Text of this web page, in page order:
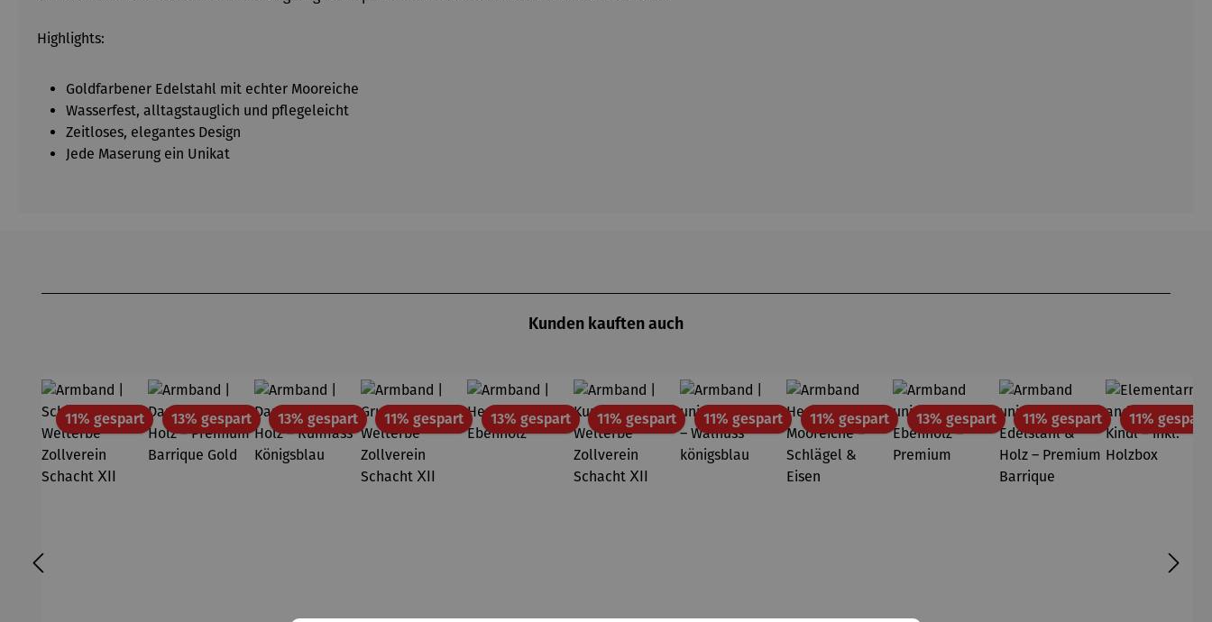
Highlights:
Goldfarbener Edelstahl mit echter Mooreiche
Wasserfest, alltagstauglich und pflegeleicht
Zeitloses, elegantes Design
Jede Maserung ein Unikat
Kunden kauften auch
11% gespartRabatt13% gespartRabatt13% gespartRabatt11% gespartRabatt13% gespartRabatt11% gespartRabatt11% gespartRabatt11% gespartRabatt13% gespartRabatt11% gespartRabatt11% gespart